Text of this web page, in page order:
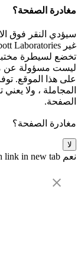
مغادرة الصفحة؟
سيؤدي النقر فوق
تخضع لسيطرة
ليست مسؤولة عن
على هذا الموقع.
المجاملة ، ولا
الصفحة.
مغادرة الصفحة؟
لا
نعم link in new tab